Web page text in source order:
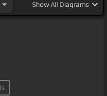
ShowAll Diagrams